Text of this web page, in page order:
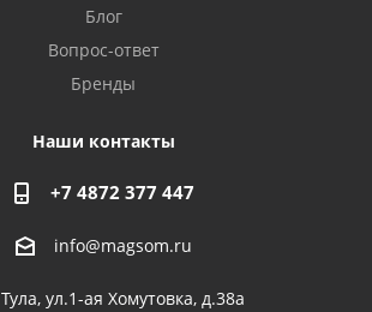
Блог
Вопрос-ответ
Бренды
Наши контакты
+7 4872 377 447
info@magsom.ru
Тула, ул.1-ая Хомутовка, д.38а